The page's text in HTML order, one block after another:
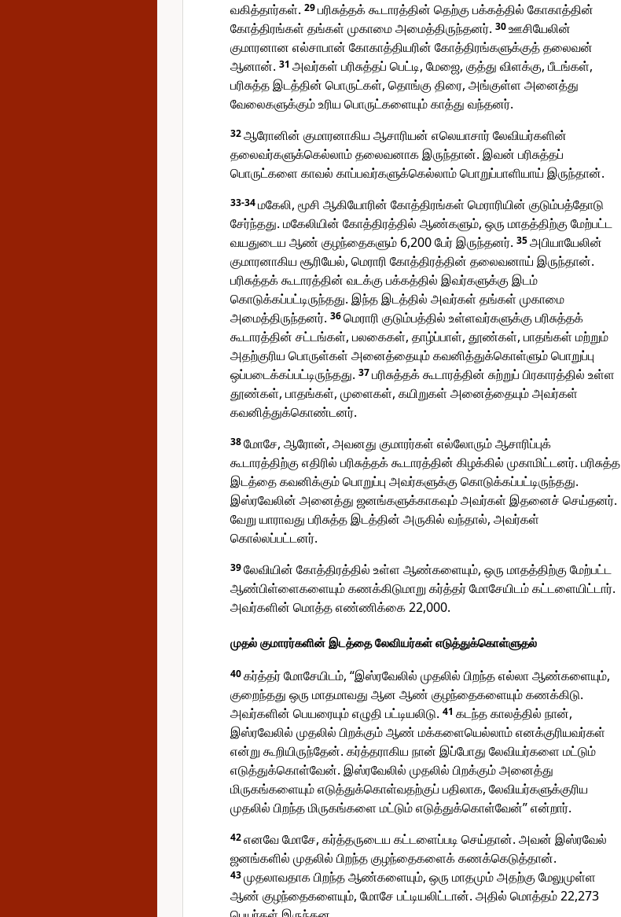
வகித்தார்கள். 29பரிசுத்தக் கூடாரத்தின் தெற்கு பக்கத்தில் கோகாத்தின்
கோத்திரங்கள் தங்கள் முகாமை அமைத்திருந்தனர். 30ஊசியேலின்
குமாரனான எல்சாபான் கோகாத்தியரின் கோத்திரங்களுக்குத் தலைவன்
ஆனான். 31 அவர்கள் பரிசுத்தப் பெட்டி, மேஜை, குத்து விளக்கு, பீடங்கள்,
பரிசுத்த இடத்தின் பொருட்கள், தொங்கு திரை, அங்குள்ள அனைத்து
வேலைகளுக்கும் உரிய பொருட்களையும் காத்து வந்தனர்.
32ஆரோனின் குமாரனாகிய ஆசாரியன் எலெயாசார் லேவியர்களின்
தலைவர்களுக்கெல்லாம் தலைவனாக இருந்தான். இவன் பரிசுத்தப்
பொருட்களை காவல் காப்பவர்களுக்கெல்லாம் பொறுப்பாளியாய் இருந்தான்.
33-34மகேலி, மூசி ஆகியோரின் கோத்திரங்கள் மெராரியின் குடும்பத்தோடு
சேர்ந்தது. மகேலியின் கோத்திரத்தில் ஆண்களும், ஒரு மாதத்திற்கு மேற்பட்ட
வயதுடைய ஆண் குழந்தைகளும் 6,200 பேர் இருந்தனர். 35அபியாயேலின்
குமாரனாகிய சூரியேல், மெராரி கோத்திரத்தின் தலைவனாய் இருந்தான்.
பரிசுத்தக் கூடாரத்தின் வடக்கு பக்கத்தில் இவர்களுக்கு இடம்
கொடுக்கப்பட்டிருந்தது. இந்த இடத்தில் அவர்கள் தங்கள் முகாமை
அமைத்திருந்தனர். 36மெராரி குடும்பத்தில் உள்ளவர்களுக்கு பரிசுத்தக்
கூடாரத்தின் சட்டங்கள், பலகைகள், தாழ்ப்பாள், தூண்கள், பாதங்கள் மற்றும்
அதற்குரிய பொருள்கள் அனைத்தையும் கவனித்துக்கொள்ளும் பொறுப்பு
ஒப்படைக்கப்பட்டிருந்தது. 37பரிசுத்தக் கூடாரத்தின் சுற்றுப் பிரகாரத்தில் உள்ள
தூண்கள், பாதங்கள், முளைகள், கயிறுகள் அனைத்தையும் அவர்கள்
கவனித்துக்கொண்டனர்.
38மோசே, ஆரோன், அவனது குமாரர்கள் எல்லோரும் ஆசாரிப்புக்
கூடாரத்திற்கு எதிரில் பரிசுத்தக் கூடாரத்தின் கிழக்கில் முகாமிட்டனர். பரிசுத்த
இடத்தை கவனிக்கும் பொறுப்பு அவர்களுக்கு கொடுக்கப்பட்டிருந்தது.
இஸ்ரவேலின் அனைத்து ஜனங்களுக்காகவும் அவர்கள் இதனைச் செய்தனர்.
வேறு யாராவது பரிசுத்த இடத்தின் அருகில் வந்தால், அவர்கள்
கொல்லப்பட்டனர்.
39லேவியின் கோத்திரத்தில் உள்ள ஆண்களையும், ஒரு மாதத்திற்கு மேற்பட்ட
ஆண்பிள்ளைகளையும் கணக்கிடுமாறு கர்த்தர் மோசேயிடம் கட்டளையிட்டார்.
அவர்களின் மொத்த எண்ணிக்கை 22,000.
முதல் குமாரர்களின் இடத்தை லேவியர்கள் எடுத்துக்கொள்ளுதல்
40கர்த்தர் மோசேயிடம், “இஸ்ரவேலில் முதலில் பிறந்த எல்லா ஆண்களையும்,
குறைந்தது ஒரு மாதமாவது ஆன ஆண் குழந்தைகளையும் கணக்கிடு.
அவர்களின் பெயரையும் எழுதி பட்டியலிடு. 41 கடந்த காலத்தில் நான்,
இஸ்ரவேலில் முதலில் பிறக்கும் ஆண் மக்களையெல்லாம் எனக்குரியவர்கள்
என்று கூறியிருந்தேன். கர்த்தராகிய நான் இப்போது லேவியர்களை மட்டும்
எடுத்துக்கொள்வேன். இஸ்ரவேலில் முதலில் பிறக்கும் அனைத்து
மிருகங்களையும் எடுத்துக்கொள்வதற்குப் பதிலாக, லேவியர்களுக்குரிய
முதலில் பிறந்த மிருகங்களை மட்டும் எடுத்துக்கொள்வேன்” என்றார்.
42எனவே மோசே, கர்த்தருடைய கட்டளைப்படி செய்தான். அவன் இஸ்ரவேல்
ஜனங்களில் முதலில் பிறந்த குழந்தைகளைக் கணக்கெடுத்தான்.
43முதலாவதாக பிறந்த ஆண்களையும், ஒரு மாதமும் அதற்கு மேலுமுள்ள
ஆண் குழந்தைகளையும், மோசே பட்டியலிட்டான். அதில் மொத்தம் 22,273